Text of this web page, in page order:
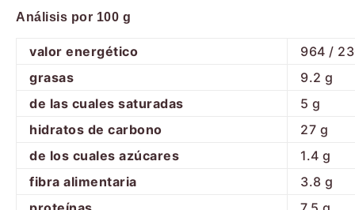
Análisis por 100 g
valor energético
964 /
grasas
9.2 g
de las cuales saturadas
5 g
hidratos de carbono
27 g
de los cuales azúcares
1.4 g
fibra alimentaria
3.8 g